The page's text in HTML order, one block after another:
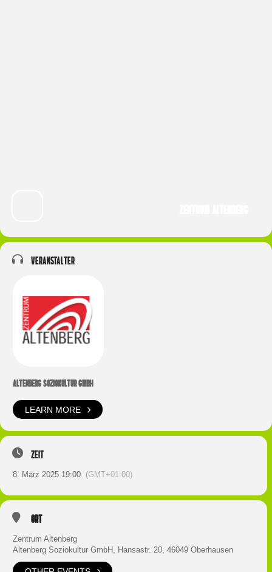
Veranstalter
ALTENBERG SOZIOKULTUR GMBH
LEARN MORE
Zeit
8. März 2025 19:00 (GMT+01:00)
Ort
Zentrum Altenberg
Altenberg Soziokultur GmbH, Hansastr. 20, 46049 Oberhausen